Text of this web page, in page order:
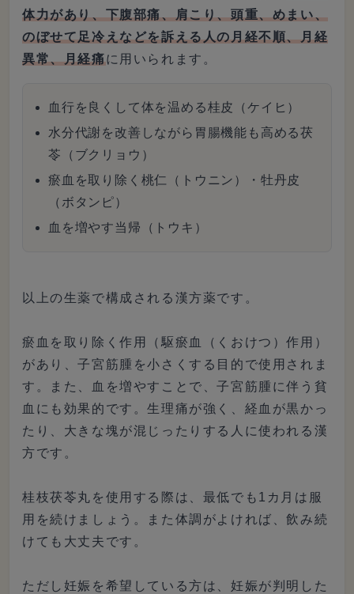
体力があり、下腹部痛、肩こり、頭重、めまい、
のぼせて足冷えなどを訴える人の月経不順、月経
異常、月経痛に用いられます。
血行を良くして体を温める桂皮（ケイヒ）
水分代謝を改善しながら胃腸機能も高める茯
苓（ブクリョウ）
瘀血を取り除く桃仁（トウニン）・牡丹皮
（ボタンピ）
血を増やす当帰（トウキ）
以上の生薬で構成される漢方薬です。
瘀血を取り除く作用（駆瘀血（くおけつ）作用）
があり、子宮筋腫を小さくする目的で使用されま
す。また、血を増やすことで、子宮筋腫に伴う貧
血にも効果的です。生理痛が強く、経血が黒かっ
たり、大きな塊が混じったりする人に使われる漢
方です。
桂枝茯苓丸を使用する際は、最低でも1カ月は服
用を続けましょう。また体調がよければ、飲み続
けても大丈夫です。
ただし妊娠を希望している方は、妊娠が判明した